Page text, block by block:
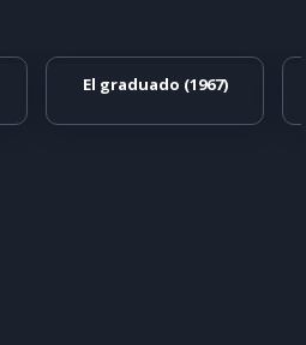
El graduado (1967)